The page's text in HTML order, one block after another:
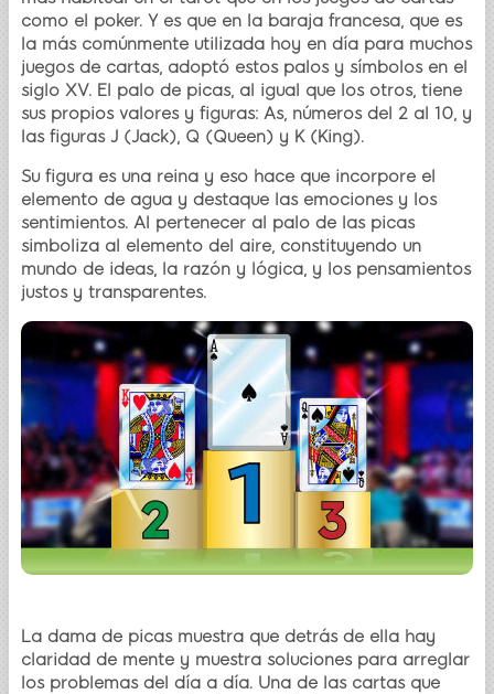
como el poker. Y es que en la baraja francesa, que es
la más comúnmente utilizada hoy en día para muchos
juegos de cartas, adoptó estos palos y símbolos en el
siglo XV. El palo de picas, al igual que los otros, tiene
sus propios valores y figuras: As, números del 2 al 10, y
las figuras J (Jack), Q (Queen) y K (King).
Su figura es una reina y eso hace que incorpore el
elemento de agua y destaque las emociones y los
sentimientos. Al pertenecer al palo de las picas
simboliza al elemento del aire, constituyendo un
mundo de ideas, la razón y lógica, y los pensamientos
justos y transparentes.
La dama de picas muestra que detrás de ella hay
claridad de mente y muestra soluciones para arreglar
los problemas del día a día. Una de las cartas que